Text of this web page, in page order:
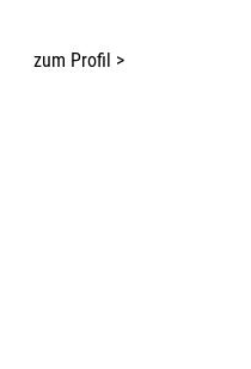
zum Profil >